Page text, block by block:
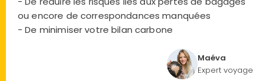
ou encore de correspondances manquées
- De minimiser votre bilan carbone
Maéva
Expert voyage